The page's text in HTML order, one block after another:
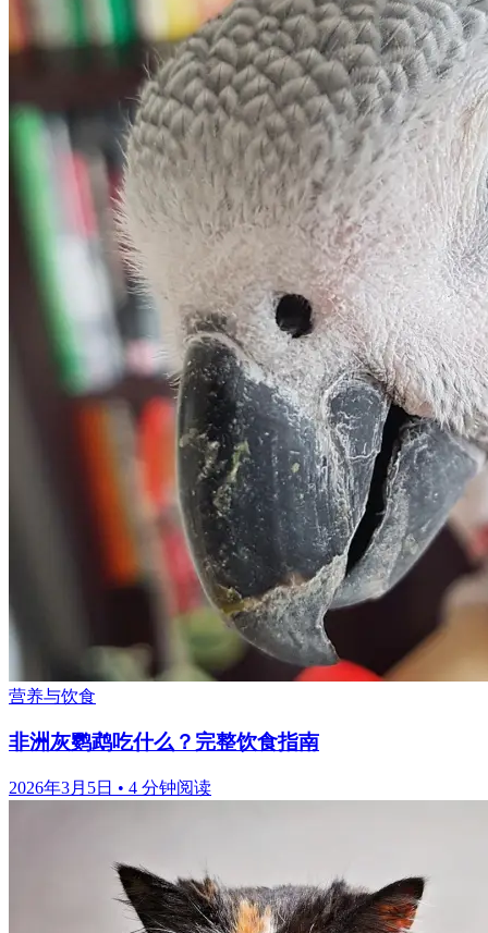
营养与饮食
非洲灰鹦鹉吃什么？完整饮食指南
2026年3月5日 • 4 分钟阅读